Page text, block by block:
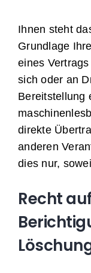
Ihnen steht
Grundlage
eines
sich oder an
Bereitstellung
direkte
anderen
dies nur,
Recht